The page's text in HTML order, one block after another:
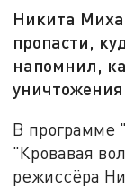
Никита
пропасти,
напомнил,
уничтожения
В программе
"Кровавая
режиссёра